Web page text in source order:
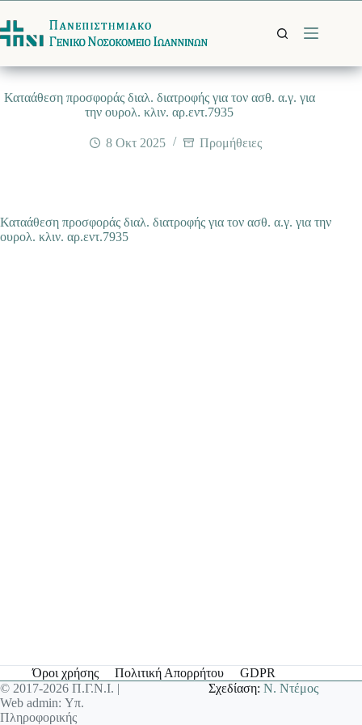
στο
περιεχόμενο
Καταάθεση προσφοράς διαλ. διατροφής για τον ασθ. α.γ. για
την ουρολ. κλιν. αρ.εντ.7935
8 Οκτ 2025 Προμήθειες
Καταάθεση προσφοράς διαλ. διατροφής για τον ασθ. α.γ. για την
ουρολ. κλιν. αρ.εντ.7935
Όροι χρήσης Πολιτική Απορρήτου
GDPR
© 2017-2026 Π.Γ.Ν.Ι. |
Web admin: Υπ.
Πληροφορικής
Σχεδίαση:Ν. Ντέμος